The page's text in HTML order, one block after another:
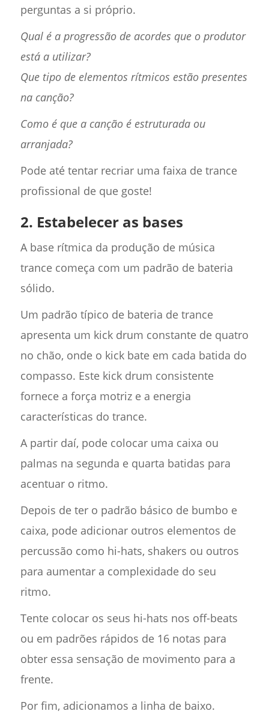
perguntas a si próprio.
Qual é a progressão de acordes que o produtor
está a utilizar?
Que tipo de elementos rítmicos estão presentes
na canção?
Como é que a canção é estruturada ou
arranjada?
Pode até tentar recriar uma faixa de trance
profissional de que goste!
2. Estabelecer as bases
A base rítmica da produção de música
trance começa com um padrão de bateria
sólido.
Um padrão típico de bateria de trance
apresenta um kick drum constante de quatro
no chão, onde o kick bate em cada batida do
compasso. Este kick drum consistente
fornece a força motriz e a energia
características do trance.
A partir daí, pode colocar uma caixa ou
palmas na segunda e quarta batidas para
acentuar o ritmo.
Depois de ter o padrão básico de bumbo e
caixa, pode adicionar outros elementos de
percussão como hi-hats, shakers ou outros
para aumentar a complexidade do seu
ritmo.
Tente colocar os seus hi-hats nos off-beats
ou em padrões rápidos de 16 notas para
obter essa sensação de movimento para a
frente.
Por fim, adicionamos a linha de baixo.